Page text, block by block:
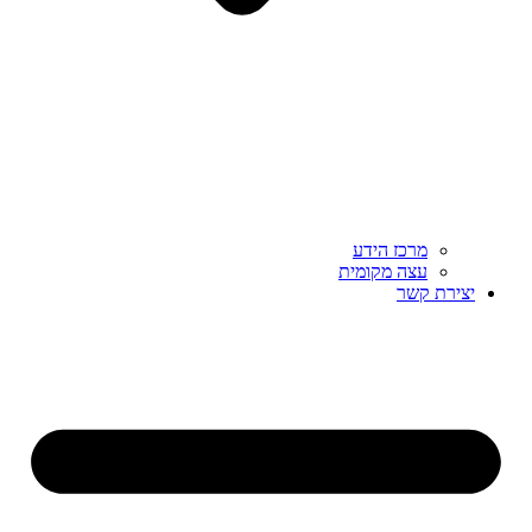
מרכז הידע
עצה מקומית
יצירת קשר